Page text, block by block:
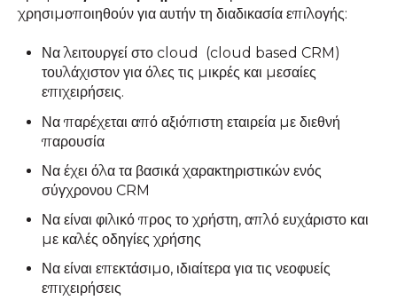
χρησιμοποιηθούν για αυτήν τη διαδικασία επιλογής:
Να λειτουργεί στο cloud (cloud based CRM)
τουλάχιστον για όλες τις μικρές και μεσαίες
επιχειρήσεις.
Να παρέχεται από αξιόπιστη εταιρεία με διεθνή
παρουσία
Να έχει όλα τα βασικά χαρακτηριστικών ενός
σύγχρονου CRM
Να είναι φιλικό προς το χρήστη, απλό ευχάριστο και
με καλές οδηγίες χρήσης
Να είναι επεκτάσιμο, ιδιαίτερα για τις νεοφυείς
επιχειρήσεις